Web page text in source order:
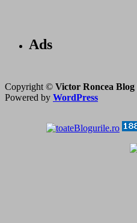
Ads
Copyright © Victor Roncea Blog
Powered by WordPress